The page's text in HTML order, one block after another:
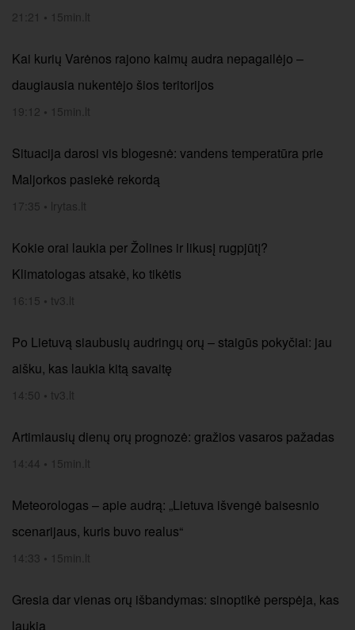
21:21 • 15min.lt
Kai kurių Varėnos rajono kaimų audra nepagailėjo –
daugiausia nukentėjo šios teritorijos
19:12 • 15min.lt
Situacija darosi vis blogesnė: vandens temperatūra prie
Maljorkos pasiekė rekordą
17:35 • lrytas.lt
Kokie orai laukia per Žolines ir likusį rugpjūtį?
Klimatologas atsakė, ko tikėtis
16:15 • tv3.lt
Po Lietuvą siaubusių audringų orų – staigūs pokyčiai: jau
aišku, kas laukia kitą savaitę
14:50 • tv3.lt
Artimiausių dienų orų prognozė: gražios vasaros pažadas
14:44 • 15min.lt
Meteorologas – apie audrą: „Lietuva išvengė baisesnio
scenarijaus, kuris buvo realus“
14:33 • 15min.lt
Gresia dar vienas orų išbandymas: sinoptikė perspėja, kas
laukia